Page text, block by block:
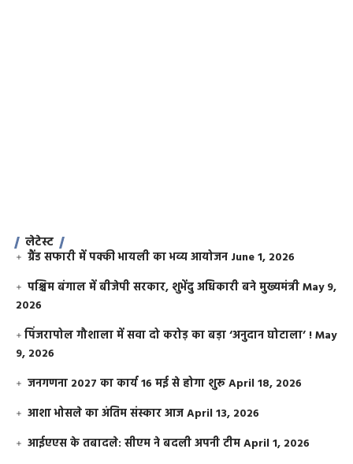
लेटेस्ट
ग्रैंड सफारी में पक्की भायली का भव्य आयोजन June 1, 2026
पश्चिम बंगाल में बीजेपी सरकार, शुभेंदु अधिकारी बने मुख्यमंत्रीMay 9,
2026
​पिंजरापोल गौशाला में सवा दो करोड़ का बड़ा ‘अनुदान घोटाला’ !May
9, 2026
जनगणना 2027 का कार्य 16 मई से होगा शुरूApril 18, 2026
आशा भोसले का अंतिम संस्कार आजApril 13, 2026
आईएएस के तबादले: सीएम ने बदली अपनी टीमApril 1, 2026